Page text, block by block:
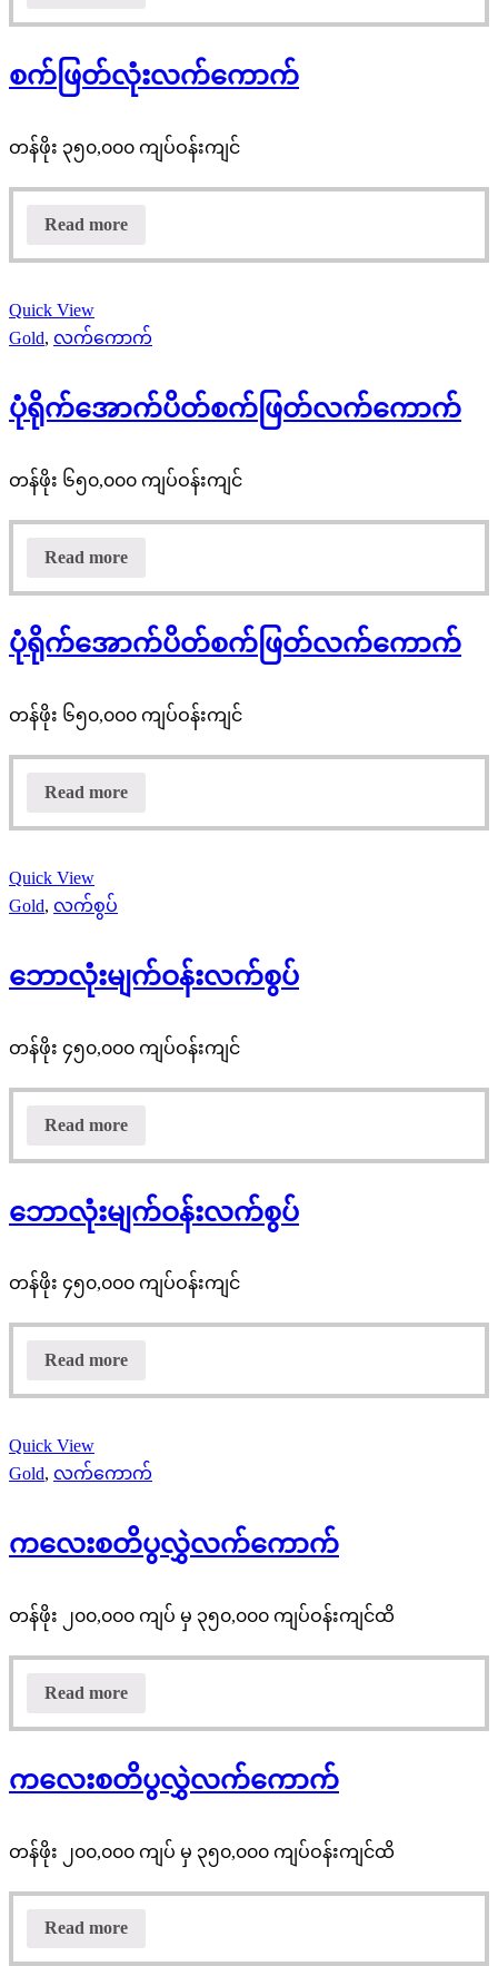
စက်ဖြတ်လုံးလက်ကောက်
တန်ဖိုး ၃၅၀,၀၀၀ ကျပ်ဝန်းကျင်
Read more
Quick View
Gold, လက်ကောက်
ပုံရိုက်အောက်ပိတ်စက်ဖြတ်လက်ကောက်
တန်ဖိုး ၆၅၀,၀၀၀ ကျပ်ဝန်းကျင်
Read more
ပုံရိုက်အောက်ပိတ်စက်ဖြတ်လက်ကောက်
တန်ဖိုး ၆၅၀,၀၀၀ ကျပ်ဝန်းကျင်
Read more
Quick View
Gold, လက်စွပ်
ဘောလုံးမျက်ဝန်းလက်စွပ်
တန်ဖိုး ၄၅၀,၀၀၀ ကျပ်ဝန်းကျင်
Read more
ဘောလုံးမျက်ဝန်းလက်စွပ်
တန်ဖိုး ၄၅၀,၀၀၀ ကျပ်ဝန်းကျင်
Read more
Quick View
Gold, လက်ကောက်
ကလေးစတိပွလွှဲလက်ကောက်
တန်ဖိုး ၂၀၀,၀၀၀ ကျပ် မှ ၃၅၀,၀၀၀ ကျပ်ဝန်းကျင်ထိ
Read more
ကလေးစတိပွလွှဲလက်ကောက်
တန်ဖိုး ၂၀၀,၀၀၀ ကျပ် မှ ၃၅၀,၀၀၀ ကျပ်ဝန်းကျင်ထိ
Read more